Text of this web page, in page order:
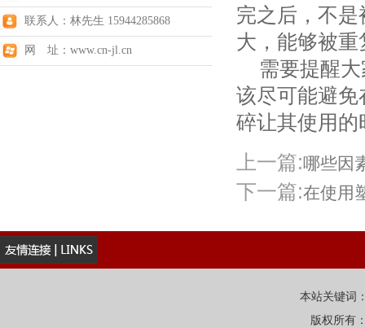
联系人：林先生 15944285868
网 址：www.cn-jl.cn
完之后，不
大，能够被
需要提醒大
该尽可能避
碎让其使用的
上一篇:哪些因
下一篇:在使用
本站关键词
版权所有